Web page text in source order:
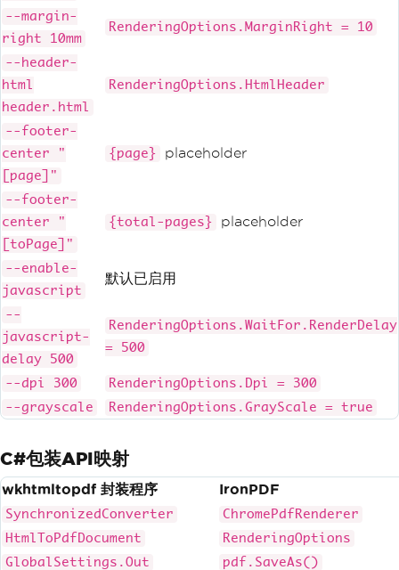
--margin-
right 10mm
RenderingOptions.MarginRight = 10
--header-
html
header.html
RenderingOptions.HtmlHeader
--footer-
center "
[page]"
{page} placeholder
--footer-
center "
[toPage]"
{total-pages} placeholder
--enable-
javascript
默认已启用
--
javascript-
delay 500
RenderingOptions.WaitFor.RenderDelay
= 500
--dpi 300
RenderingOptions.Dpi = 300
--grayscale
RenderingOptions.GrayScale = true
C#包装API映射
wkhtmltopdf 封装程序 IronPDF
SynchronizedConverter
ChromePdfRenderer
HtmlToPdfDocument
RenderingOptions
GlobalSettings.Out
pdf.SaveAs()